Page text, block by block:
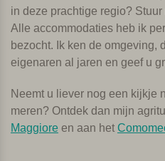
in deze prachtige regio?
Alle accommodaties heb ik
bezocht. Ik ken de omgeving,
eigenaren al jaren en geef u
Neemt u liever nog een kijkje
meren? Ontdek dan mijn
Maggiore en aan het